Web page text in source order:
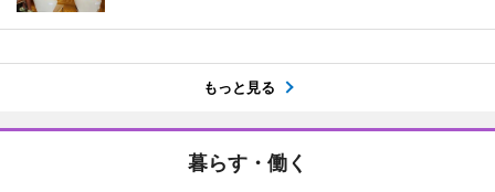
もっと見る
暮らす・働く